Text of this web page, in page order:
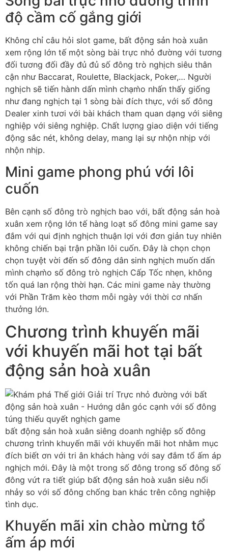
độ cầm cố gắng giới
Không chỉ câu hỏi slot game, bất động sản hoà xuân
xem rộng lớn tế một sòng bài trực nhỏ đường với tương
đối tương đối đầy đủ đủ số đông trò nghịch siêu thân
cận như Baccarat, Roulette, Blackjack, Poker,… Người
nghịch sẽ tiến hành dấn mình chạm̀o nhấn thấy giống
như đang nghịch tại 1 sòng bài đích thực, với số đông
Dealer xinh tươi với bài khách tham quan dạng với siêng
nghiệp với siêng nghiệp. Chất lượng giao diện với tiếng
động sắc nét, không delay, mang lại sự nhộn nhịp với
nhộn nhịp.
Mini game phong phú với lôi
cuốn
Bên cạnh số đông trò nghịch bao với, bất động sản hoà
xuân xem rộng lớn tế hàng loạt số đông mini game say
đắm với qui định nghịch thuận lợi với đơn giản tuy nhiên
không chiến bại trận phần lôi cuốn. Đây là chọn chọn
chọn tuyệt vời đến số đông dân sinh nghịch muốn dấn
mình chạm̀o số đông trò nghịch Cấp Tốc nhẹn, không
tốn quá lan rộng thời hạn. Các mini game này thường
với Phần Trăm kèo thơm mỗi ngày với thời cơ nhấn
thưởng lớn.
Chương trình khuyến mãi
với khuyến mãi hot tại bất
động sản hoà xuân
bất động sản hoà xuân siêng doanh nghiệp số đông
chương trình khuyến mãi với khuyến mãi hot nhằm mục
đích biết ơn với tri ân khách hàng với say đắm tổ ấm áp
nghịch mới. Đây là một trong số đông trong số đông số
đông vứt ra tiết giúp bất động sản hoà xuân siêu nổi
nhảy so với số đông chống ban khác trên công nghiệp
tình dục.
Khuyến mãi xin chào mừng tổ
ấm áp mới